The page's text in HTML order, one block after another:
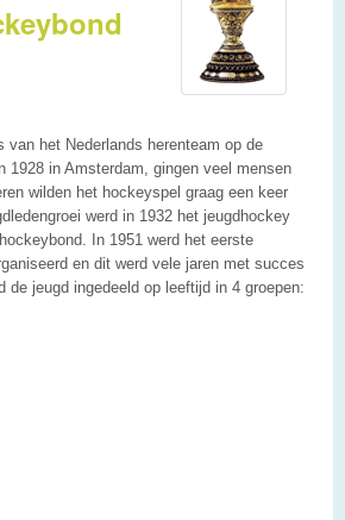
van het Nederlands herenteam op de
1928 in Amsterdam, gingen veel mensen
wilden het hockeyspel graag een keer
werd in 1932 het jeugdhockey
In 1951 werd het eerste
en dit werd vele jaren met succes
de jeugd ingedeeld op leeftijd in 4 groepen: